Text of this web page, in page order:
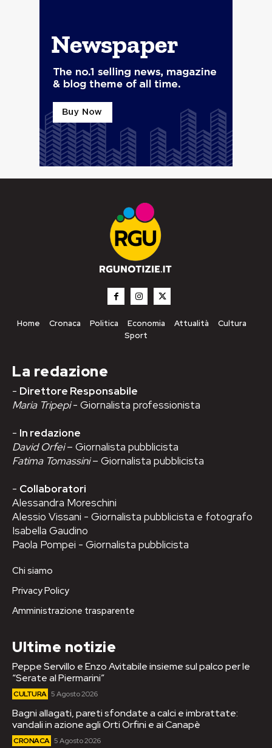
Home Cronaca Politica Economia Attualità
Cultura
Sport
La redazione
- Direttore Responsabile
Maria Tripepi- Giornalista professionista
- In redazione
David Orfei– Giornalista pubblicista
Fatima Tomassini– Giornalista pubblicista
- Collaboratori
Alessandra Moreschini
Alessio Vissani - Giornalista pubblicista e fotografo
Isabella Gaudino
Paola Pompei - Giornalista pubblicista
Chi siamo
Privacy Policy
Amministrazione trasparente
Ultime notizie
Peppe Servillo e Enzo Avitabile insieme sul palco per le
“Serate al Piermarini”
CULTURA 5 Agosto 2026
Bagni allagati, pareti sfondate a calci e imbrattate:
vandali in azione agli Orti Orfini e ai Canapè
CRONACA 5 Agosto 2026